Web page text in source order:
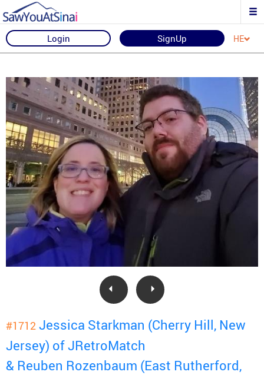
Login SignUp HE
#1712 Jessica Starkman (Cherry Hill, New
Jersey) of JRetroMatch
& Reuben Rozenbaum (East Rutherford,